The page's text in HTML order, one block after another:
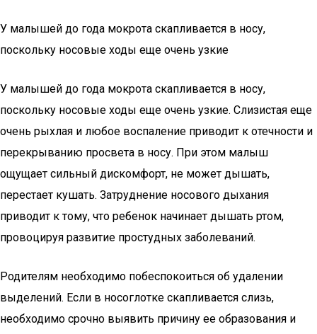
У малышей до года мокрота скапливается в носу,
поскольку носовые ходы еще очень узкие
У малышей до года мокрота скапливается в носу,
поскольку носовые ходы еще очень узкие. Слизистая еще
очень рыхлая и любое воспаление приводит к отечности и
перекрыванию просвета в носу. При этом малыш
ощущает сильный дискомфорт, не может дышать,
перестает кушать. Затруднение носового дыхания
приводит к тому, что ребенок начинает дышать ртом,
провоцируя развитие простудных заболеваний.
Родителям необходимо побеспокоиться об удалении
выделений. Если в носоглотке скапливается слизь,
необходимо срочно выявить причину ее образования и